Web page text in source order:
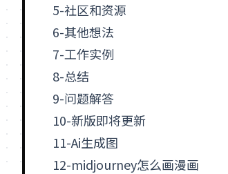
5-社区和资源
6-其他想法
7-工作实例
8-总结
9-问题解答
10-新版即将更新
11-Ai生成图
12-midjourney怎么画漫画